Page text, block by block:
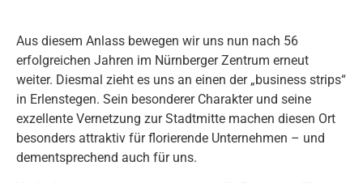
Aus diesem Anlass bewegen wir uns nun nach 56
erfolgreichen Jahren im Nürnberger Zentrum erneut
weiter. Diesmal zieht es uns an einen der „business strips“
in Erlenstegen. Sein besonderer Charakter und seine
exzellente Vernetzung zur Stadtmitte machen diesen Ort
besonders attraktiv für florierende Unternehmen – und
dementsprechend auch für uns.